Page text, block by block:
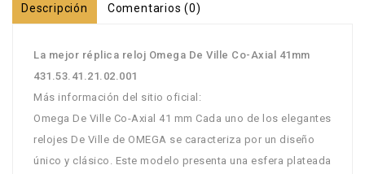
Descripción Comentarios (0)
La mejor réplica reloj Omega De Ville Co-Axial 41mm
431.53.41.21.02.001
Más información del sitio oficial:
Omega De Ville Co-Axial 41 mm Cada uno de los elegantes
relojes De Ville de OMEGA se caracteriza por un diseño
único y clásico. Este modelo presenta una esfera plateada